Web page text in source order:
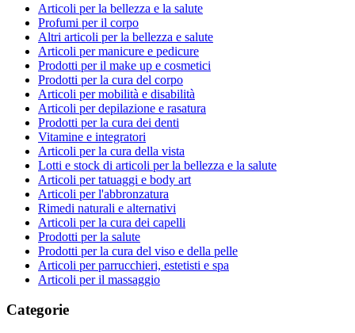
Articoli per la bellezza e la salute
Profumi per il corpo
Altri articoli per la bellezza e salute
Articoli per manicure e pedicure
Prodotti per il make up e cosmetici
Prodotti per la cura del corpo
Articoli per mobilità e disabilità
Articoli per depilazione e rasatura
Prodotti per la cura dei denti
Vitamine e integratori
Articoli per la cura della vista
Lotti e stock di articoli per la bellezza e la salute
Articoli per tatuaggi e body art
Articoli per l'abbronzatura
Rimedi naturali e alternativi
Articoli per la cura dei capelli
Prodotti per la salute
Prodotti per la cura del viso e della pelle
Articoli per parrucchieri, estetisti e spa
Articoli per il massaggio
Categorie